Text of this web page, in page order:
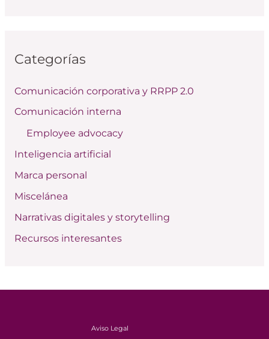
a
p
o
:
Categorías
Comunicación corporativa y RRPP 2.0
Comunicación interna
Employee advocacy
Inteligencia artificial
Marca personal
Miscelánea
Narrativas digitales y storytelling
Recursos interesantes
Aviso Legal